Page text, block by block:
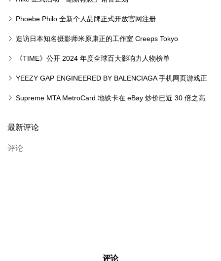
Phoebe Philo 全新个人品牌正式开放官网注册
造访日本知名摄影师米原康正的工作室 Creeps Tokyo
《TIME》公开 2024 年度全球百大影响力人物榜单
YEEZY GAP ENGINEERED BY BALENCIAGA 手机网页游戏正
式登场
Supreme MTA MetroCard 地铁卡在 eBay 炒价已近 30 倍之高
最新评论
评论